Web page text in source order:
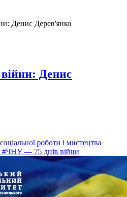
Денис Дерев'янко
Денис
роботи і мистецтва
#ЧНУ — 75 днів війни